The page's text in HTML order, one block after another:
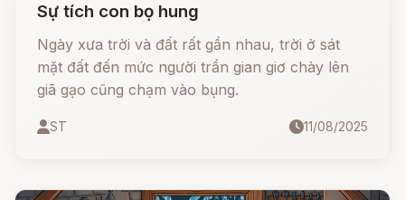
Sự tích con bọ hung
Ngày xưa trời và đất rất gần nhau, trời ở sát
mặt đất đến mức người trần gian giơ chày lên
giã gạo cũng chạm vào bụng.
ST 11/08/2025